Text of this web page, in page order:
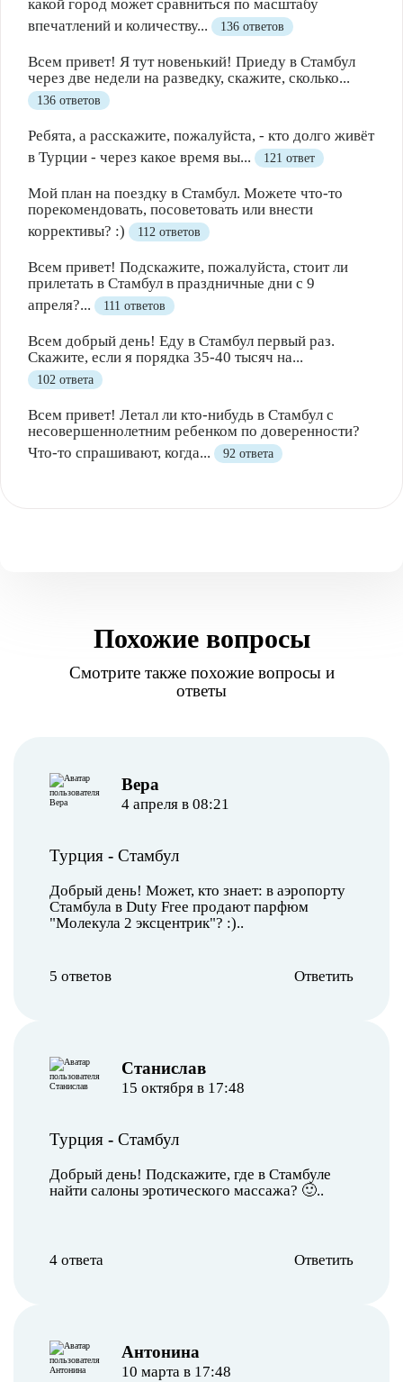
какой город может сравниться по масштабу
впечатлений и количеству...
136 ответов
Всем привет! Я тут новенький! Приеду в Стамбул
через две недели на разведку, скажите, сколько...
136 ответов
Ребята, а расскажите, пожалуйста, - кто долго живёт
в Турции - через какое время вы...
121 ответ
Мой план на поездку в Стамбул. Можете что-то
порекомендовать, посоветовать или внести
коррективы? :)
112 ответов
Всем привет! Подскажите, пожалуйста, стоит ли
прилетать в Стамбул в праздничные дни с 9
апреля?...
111 ответов
Всем добрый день! Еду в Стамбул первый раз.
Скажите, если я порядка 35-40 тысяч на...
102 ответа
Всем привет! Летал ли кто-нибудь в Стамбул с
несовершеннолетним ребенком по доверенности?
Что-то спрашивают, когда...
92 ответа
Похожие вопросы
Смотрите также похожие вопросы и
ответы
Вера
4 апреля в 08:21
Турция - Стамбул
Добрый день! Может, кто знает: в аэропорту
Стамбула в Duty Free продают парфюм
"Молекула 2 эксцентрик"? :)..
5 ответов Ответить
Станислав
15 октября в 17:48
Турция - Стамбул
Добрый день! Подскажите, где в Стамбуле
найти салоны эротического массажа? 🙂..
4 ответа Ответить
Антонина
10 марта в 17:48